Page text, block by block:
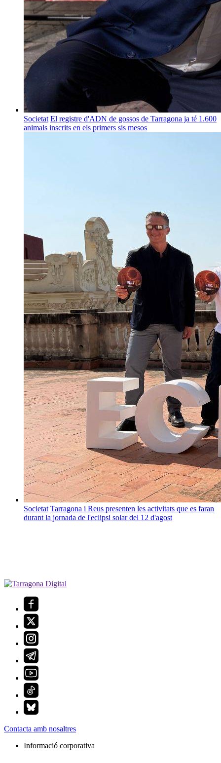
Societat El registre d'ADN de gossos de Tarragona ja té 1.600
animals inscrits en els primers sis mesos
Societat Tarragona i Reus presenten les activitats que es faran
durant la jornada de l'eclipsi solar del 12 d'agost
Contacta amb nosaltres
Informació corporativa